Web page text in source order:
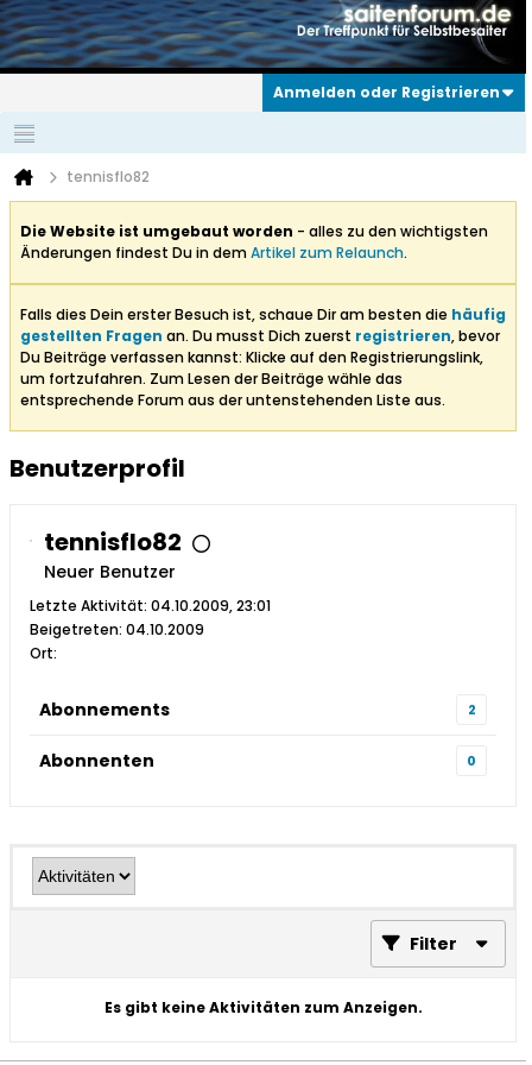
Anmelden oder Registrieren
tennisflo82
Die Website ist umgebaut worden - alles zu den wichtigsten
Änderungen findest Du in demArtikel zum Relaunch.
Falls dies Dein erster Besuch ist, schaue Dir am besten die häufig
gestellten Fragen an. Du musst Dich zuerst registrieren, bevor
Du Beiträge verfassen kannst: Klicke auf den Registrierungslink,
um fortzufahren. Zum Lesen der Beiträge wähle das
entsprechende Forum aus der untenstehenden Liste aus.
Benutzerprofil
tennisflo82
Neuer Benutzer
Letzte Aktivität: 04.10.2009, 23:01
Beigetreten: 04.10.2009
Ort:
Abonnements 2
Abonnenten 0
Filter
Es gibt keine Aktivitäten zum Anzeigen.